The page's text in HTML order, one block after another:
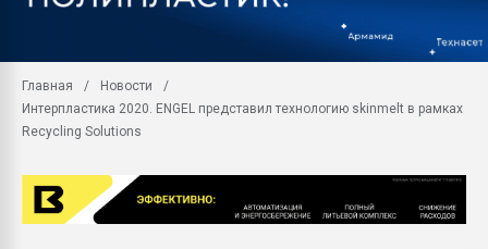
28.07.2026
Всё, что касается
бутылок
Главная
Новости
Интерпластика 2020. ENGEL представил технологию skinmelt в рамках
Recycling Solutions